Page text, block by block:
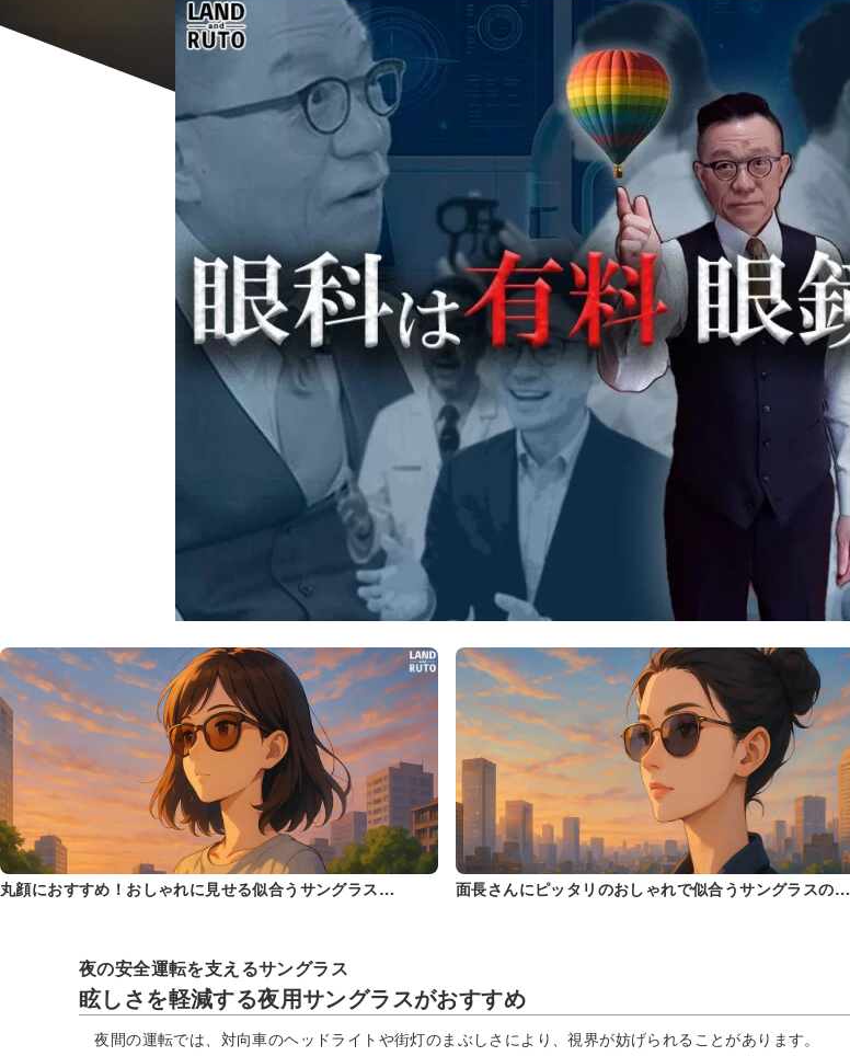
丸顔におすすめ！おしゃれに見せる似合うサングラス… 面長さんにピッタリのおしゃれで似合うサングラスの…
夜の安全運転を支えるサングラス
眩しさを軽減する夜用サングラスがおすすめ
夜間の運転では、対向車のヘッドライトや街灯のまぶしさにより、視界が妨げられることがあります。